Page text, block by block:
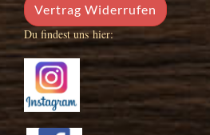
Vertrag Widerrufen
Du findest uns hier: